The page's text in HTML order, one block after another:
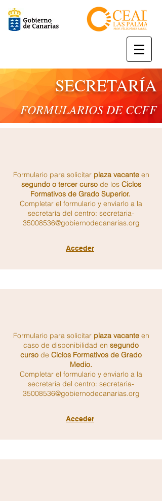
SECRETARÍA
FORMULARIOS DE CCFF
Formulario para solicitar plaza vacanteen
segundo o tercer cursode losCiclos
Formativos de Grado Superior.
Completar el formulario y enviarlo a la
secretaría del centro: secretaria-
35008536@gobiernodecanarias.org
Acceder
Formulario para solicitar plaza vacanteen
caso de disponibilidad en segundo
curso de Ciclos Formativos de Grado
Medio.
Completar el formulario y enviarlo a la
secretaría del centro: secretaria-
35008536@gobiernodecanarias.org
Acceder